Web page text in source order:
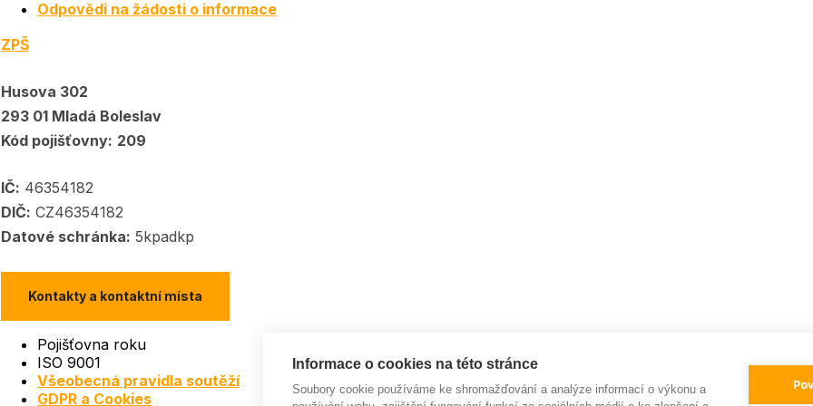
Odpovědi na žádosti o informace
ZPŠ
Husova 302
293 01 Mladá Boleslav
Kód pojišťovny: 209
IČ: 46354182
DIČ: CZ46354182
Datové schránka: 5kpadkp
Kontakty a kontaktní místa
Pojišťovna roku
ISO 9001
Všeobecná pravidla soutěží
GDPR a Cookies
Informace o cookies na této stránce
Soubory cookie používáme ke shromažďování a analýze informací o výkonu a